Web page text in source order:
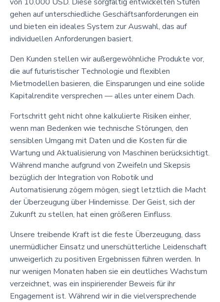
gehen auf unterschiedliche Geschäftsanforderungen ein
und bieten ein ideales System zur Auswahl, das auf
individuellen Anforderungen basiert.
Den Kunden stellen wir außergewöhnliche Produkte vor,
die auf futuristischer Technologie und flexiblen
Mietmodellen basieren, die Einsparungen und eine solide
Kapitalrendite versprechen — alles unter einem Dach.
Fortschritt geht nicht ohne kalkulierte Risiken einher,
wenn man Bedenken wie technische Störungen, den
sensiblen Umgang mit Daten und die Kosten für die
Wartung und Aktualisierung von Maschinen berücksichtigt.
Während manche aufgrund von Zweifeln und Skepsis
bezüglich der Integration von Robotik und
Automatisierung zögern mögen, siegt letztlich die Macht
der Überzeugung über Hindernisse. Der Geist, sich der
Zukunft zu stellen, hat einen größeren Einfluss.
Unsere treibende Kraft ist die feste Überzeugung, dass
unermüdlicher Einsatz und unerschütterliche Leidenschaft
unweigerlich zu positiven Ergebnissen führen werden. In
nur wenigen Monaten haben sie ein deutliches Wachstum
verzeichnet, was ein inspirierender Beweis für ihr
Engagement ist. Während wir in die vielversprechende